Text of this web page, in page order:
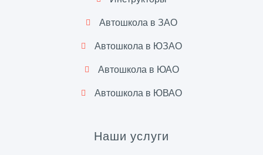
Автошкола в ЗАО
Автошкола в ЮЗАО
Автошкола в ЮАО
Автошкола в ЮВАО
Наши услуги